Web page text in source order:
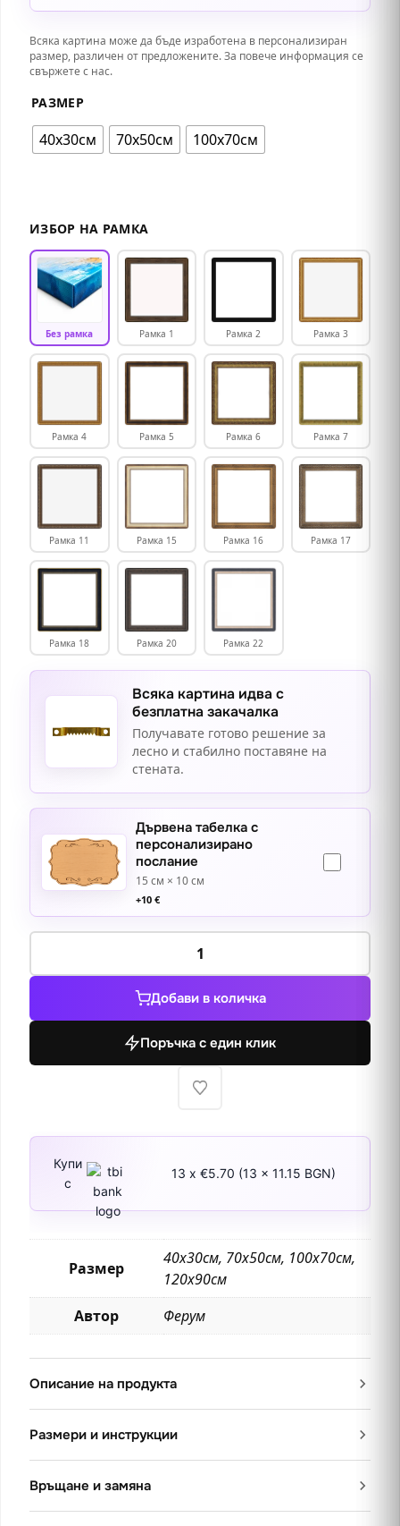
от декоративни рамки, подходящи за
различни интериорни стилове.
Всяка картина може да бъде изработена в персонализиран
размер, различен от предложените. За повече информация се
свържете с нас.
РАЗМЕР
40х30см 70х50см 100х70см
ИЗБОР НА РАМКА
Без рамка Рамка 1 Рамка 2 Рамка 3
Рамка 4 Рамка 5 Рамка 6 Рамка 7
Рамка 11 Рамка 15 Рамка 16 Рамка 17
Рамка 18 Рамка 20 Рамка 22
Всяка картина идва с
безплатна закачалка
Получавате готово решение за
лесно и стабилно поставяне на
стената.
Дървена табелка с
персонализирано
послание
15 см × 10 см
+10 €
количество
Завръщане
чешмата
Добави в количка
Поръчка с един клик
Купи
с
13 x €5.70 (13 x 11.15 BGN)
Размер
40х30см, 70х50см, 100х70см,
120х90см
Автор
Ферум
Описание на продукта
Размери и инструкции
Връщане и замяна